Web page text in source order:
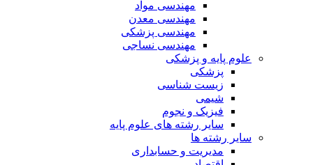
مهندسی مواد
مهندسی معدن
مهندسی پزشکی
مهندسی نساجی
علوم پایه و پزشکی
پزشکی
زیست شناسی
شیمی
فیزیک و نجوم
سایر رشته های علوم پایه
سایر رشته ها
مدیریت و حسابداری